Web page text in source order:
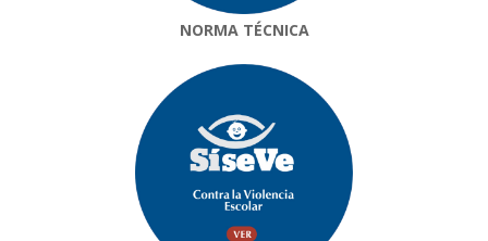
NORMA TÉCNICA